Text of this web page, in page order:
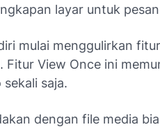
layar untuk
mulai menggulirkan
Fitur View Once ini
saja.
dengan file media